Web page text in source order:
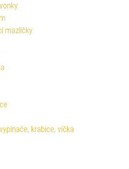
mazlíčky
krabice, víčka